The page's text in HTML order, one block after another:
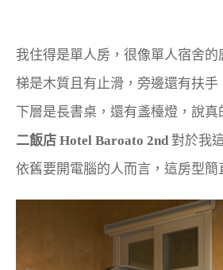
我住得是單人房，很像單人宿舍的
梯是木質且有止滑，旁邊還有扶手
下層是長書桌，還有盞檯燈，說真
二飯店 Hotel Baroato 2nd 對於我
依舊要開電腦的人而言，這房型簡